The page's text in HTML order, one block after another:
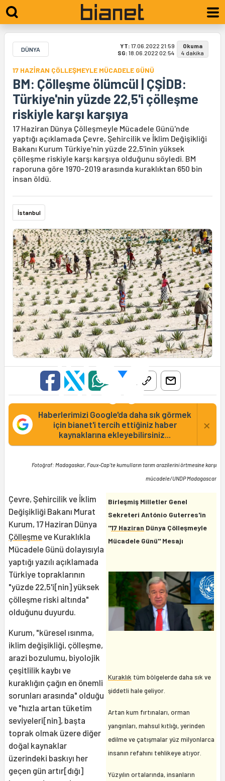
DÜNYA YT: 17.06.2022 21:59
SG: 18.06.2022 02:54
Okuma
4 dakika
17 HAZİRAN ÇÖLLEŞMEYLE MÜCADELE GÜNÜ
BM: Çölleşme ölümcül | ÇŞİDB:
Türkiye'nin yüzde 22,5'i çölleşme
riskiyle karşı karşıya
17 Haziran Dünya Çölleşmeyle Mücadele Günü'nde
yaptığı açıklamada Çevre, Şehircilik ve İklim Değişikliği
Bakanı Kurum Türkiye'nin yüzde 22,5'inin yüksek
çölleşme riskiyle karşı karşıya olduğunu söyledi. BM
raporuna göre 1970-2019 arasında kuraklıktan 650 bin
insan öldü.
İstanbul
Haberlerimizi Google'da daha sık görmek
için bianet'i tercih ettiğiniz haber
kaynaklarına ekleyebilirsiniz...
×
Fotoğraf: Madagaskar, Faux-Cap'te kumulların tarım arazilerini örtmesine karşı
mücadele/UNDP Madagascar
Birleşmiş Milletler Genel
Sekreteri António Guterres'in
"17 Haziran Dünya Çölleşmeyle
Mücadele Günü" Mesajı
Kuraklık tüm bölgelerde daha sık ve
şiddetli hale geliyor.
Artan kum fırtınaları, orman
yangınları, mahsul kıtlığı, yerinden
edilme ve çatışmalar yüz milyonlarca
insanın refahını tehlikeye atıyor.
Yüzyılın ortalarında, insanların
Çevre, Şehircilik ve İklim
Değişikliği Bakanı Murat
Kurum, 17 Haziran Dünya
Çölleşmeve Kuraklıkla
Mücadele Günü dolayısıyla
yaptığı yazılı açıklamada
Türkiye topraklarının
"yüzde 22,5'i[nin] yüksek
çölleşme riski altında"
olduğunu duyurdu.
Kurum, "küresel ısınma,
iklim değişikliği, çölleşme,
arazi bozulumu, biyolojik
çeşitlilik kaybı ve
kuraklığın çağın en önemli
sorunları arasında" olduğu
ve "hızla artan tüketim
seviyeleri[nin], başta
toprak olmak üzere diğer
doğal kaynaklar
üzerindeki baskıyı her
geçen gün artır[dığı]